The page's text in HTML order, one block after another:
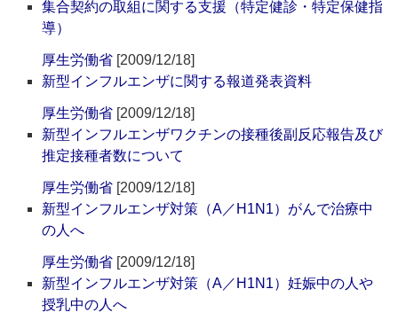
集合契約の取組に関する支援（特定健診・特定保健指
導）
厚生労働省 [2009/12/18]
新型インフルエンザに関する報道発表資料
厚生労働省 [2009/12/18]
新型インフルエンザワクチンの接種後副反応報告及び
推定接種者数について
厚生労働省 [2009/12/18]
新型インフルエンザ対策（A／H1N1）がんで治療中
の人へ
厚生労働省 [2009/12/18]
新型インフルエンザ対策（A／H1N1）妊娠中の人や
授乳中の人へ